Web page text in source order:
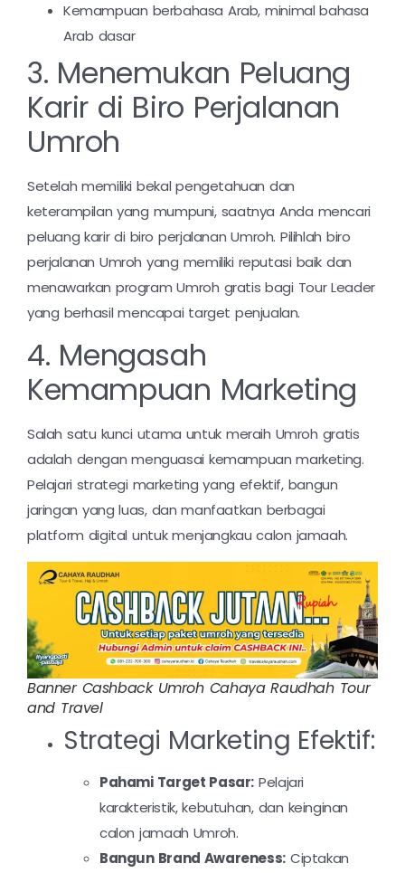
Kemampuan berbahasa Arab, minimal bahasa
Arab dasar
3. Menemukan Peluang
Karir di Biro Perjalanan
Umroh
Setelah memiliki bekal pengetahuan dan
keterampilan yang mumpuni, saatnya Anda mencari
peluang karir di biro perjalanan Umroh. Pilihlah biro
perjalanan Umroh yang memiliki reputasi baik dan
menawarkan program Umroh gratis bagi Tour Leader
yang berhasil mencapai target penjualan.
4. Mengasah
Kemampuan Marketing
Salah satu kunci utama untuk meraih Umroh gratis
adalah dengan menguasai kemampuan marketing.
Pelajari strategi marketing yang efektif, bangun
jaringan yang luas, dan manfaatkan berbagai
platform digital untuk menjangkau calon jamaah.
Banner Cashback Umroh Cahaya Raudhah Tour
and Travel
Strategi Marketing Efektif:
Pahami Target Pasar: Pelajari
karakteristik, kebutuhan, dan keinginan
calon jamaah Umroh.
Bangun Brand Awareness:Ciptakan